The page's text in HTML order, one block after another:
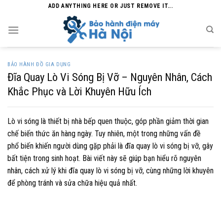
content
ADD ANYTHING HERE OR JUST REMOVE IT...
BẢO HÀNH ĐỒ GIA DỤNG
Đĩa Quay Lò Vi Sóng Bị Vỡ – Nguyên Nhân, Cách
Khắc Phục và Lời Khuyên Hữu Ích
Lò vi sóng là thiết bị nhà bếp quen thuộc, góp phần giảm thời gian
chế biến thức ăn hàng ngày. Tuy nhiên, một trong những vấn đề
phổ biến khiến người dùng gặp phải là đĩa quay lò vi sóng bị vỡ, gây
bất tiện trong sinh hoạt. Bài viết này sẽ giúp bạn hiểu rõ nguyên
nhân, cách xử lý khi đĩa quay lò vi sóng bị vỡ, cùng những lời khuyên
để phòng tránh và sửa chữa hiệu quả nhất.